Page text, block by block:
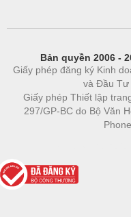
Bản quyền 2006 -
Giấy phép đăng ký Kinh
và Đầu Tư
Giấy phép Thiết lập
297/GP-BC do Bộ Văn